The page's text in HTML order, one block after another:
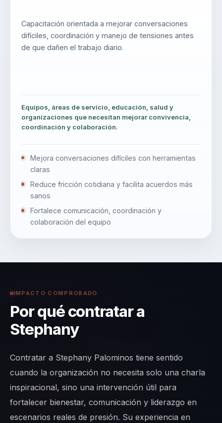
Capacitación orientada a mejorar conversaciones
difíciles, coordinación y manejo de tensiones antes
de que dañen el trabajo diario.
Equipos, áreas de servicio, educación, salud y
organizaciones que necesitan mejorar convivencia,
coordinación y colaboración.
Mejora conversaciones difíciles con herramientas
claras
Reduce fricción cotidiana y facilita acuerdos más
sanos
Fortalece comunicación, coordinación y
colaboración del equipo
IMPACTO COMPROBADO
Por qué contratar a
Stephany
Contratar a Stephany Palominos tiene sentido
cuando la organización no necesita solo una charla
inspiracional, sino una intervención útil para
fortalecer bienestar, comunicación y liderazgo en
escenarios reales de presión. Su experiencia en